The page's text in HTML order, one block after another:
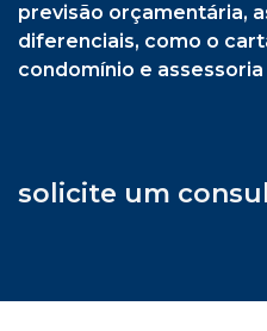
previsão orçamentária,
diferenciais, como o
condomínio e
solicite um